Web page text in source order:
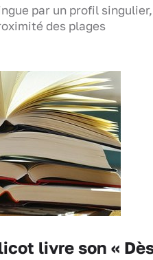
par un profil
des plages
livre son «